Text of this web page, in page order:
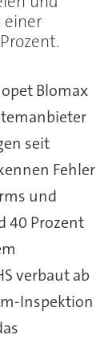
einer
Blomax
seit
Fehler
und
40 Prozent
verbaut ab
Inspektion